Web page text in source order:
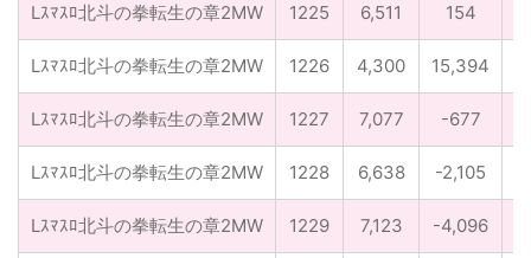
Lｽﾏｽﾛ北斗の拳転生の章2MW 1225 6,511 154
Lｽﾏｽﾛ北斗の拳転生の章2MW 1226 4,300 15,394
Lｽﾏｽﾛ北斗の拳転生の章2MW 1227 7,077 -677
Lｽﾏｽﾛ北斗の拳転生の章2MW 1228 6,638 -2,105
Lｽﾏｽﾛ北斗の拳転生の章2MW 1229 7,123 -4,096